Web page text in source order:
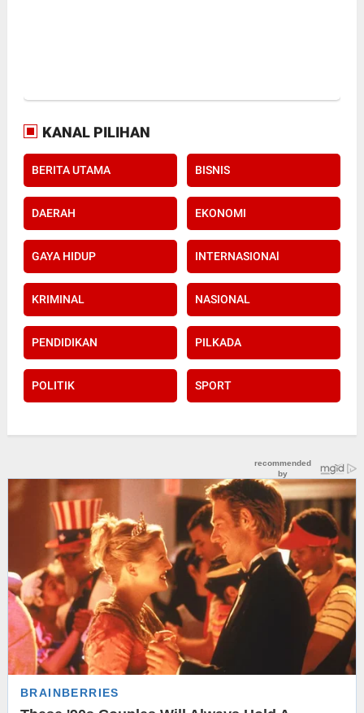
KANAL PILIHAN
BERITA UTAMA BISNIS
DAERAH EKONOMI
GAYA HIDUP INTERNASIONAl
KRIMINAL NASIONAL
PENDIDIKAN PILKADA
POLITIK SPORT